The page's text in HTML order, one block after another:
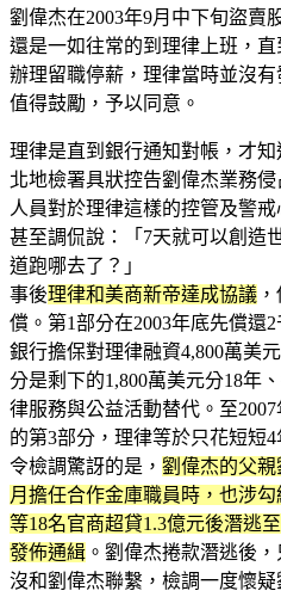
劉偉杰在2003年9月中下旬盜賣
還是一如往常的到理律上班，
辦理留職停薪，理律當時並沒
值得鼓勵，予以同意。
理律是直到銀行通知對帳，才
北地檢署具狀控告劉偉杰業務
人員對於理律這樣的控管及警
甚至調侃說：「7天就可以創造
道跑哪去了？」
事後理律和美商新帝達成協議
償。第1部分在2003年底先償還
銀行擔保對理律融資4,800萬美
分是剩下的1,800萬美元分18年
律服務與公益活動替代。至
的第3部分，理律等於只花短短
令檢調驚訝的是， 劉偉杰的父親
月擔任合作金庫職員時，也涉
等18名官商超貸1.3億元後潛逃
發佈通緝 。劉偉杰捲款潛逃後
沒和劉偉杰聯繫，檢調一度懷